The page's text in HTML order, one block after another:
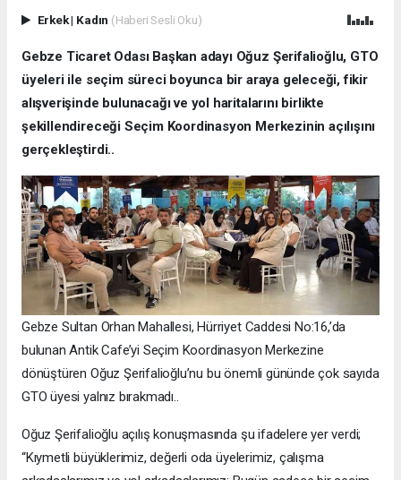
Erkek| Kadın (Haberi Sesli Oku)
Gebze Ticaret Odası Başkan adayı Oğuz Şerifalioğlu, GTO
üyeleri ile seçim süreci boyunca bir araya geleceği, fikir
alışverişinde bulunacağı ve yol haritalarını birlikte
şekillendireceği Seçim Koordinasyon Merkezinin açılışını
gerçekleştirdi..
Gebze Sultan Orhan Mahallesi, Hürriyet Caddesi No:16,’da
bulunan Antik Cafe’yi Seçim Koordinasyon Merkezine
dönüştüren Oğuz Şerifalioğlu’nu bu önemli gününde çok sayıda
GTO üyesi yalnız bırakmadı..
Oğuz Şerifalioğlu açılış konuşmasında şu ifadelere yer verdi;
“Kıymetli büyüklerimiz, değerli oda üyelerimiz, çalışma